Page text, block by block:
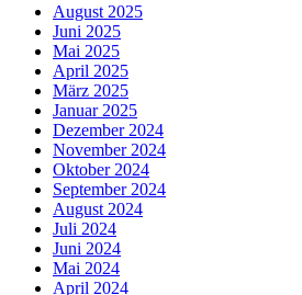
August 2025
Juni 2025
Mai 2025
April 2025
März 2025
Januar 2025
Dezember 2024
November 2024
Oktober 2024
September 2024
August 2024
Juli 2024
Juni 2024
Mai 2024
April 2024